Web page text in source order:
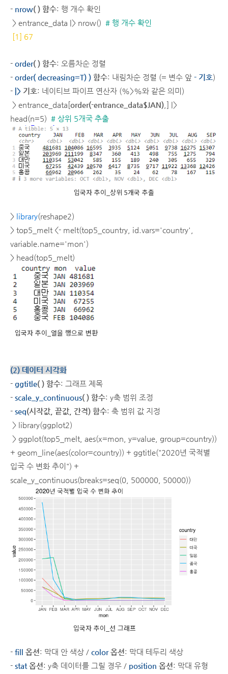
- nrow( ) 함수: 행 개수 확인
> entrance_data |> nrow() # 행 개수 확인
[1] 67
- order( ) 함수: 오름차순 정렬
- order( decreasing=T) ) 함수: 내림차순 정렬 (= 변수 앞 - 기호)
- |> 기호: 네이티브 파이프 연산자 (%>%와 같은 의미)
> entrance_data[order(-entrance_data$JAN) ,] |>
head(n=5) # 상위 5개국 추출
입국자 추이_상위 5개국 추출
> library(reshape2)
> top5_melt <- melt(top5_country, id.vars='country',
variable.name='mon')
> head(top5_melt)
입국자 추이_열을 행으로 변환
(2) 데이터 시각화
- ggtitle( ) 함수: 그래프 제목
- scale_y_continuous( ) 함수: y축 범위 조정
- seq(시작값, 끝값, 간격) 함수: 축 범위 값 지정
> library(ggplot2)
> ggplot(top5_melt, aes(x=mon, y=value, group=country))
+ geom_line(aes(color=country)) + ggtitle("2020년 국적별
입국 수 변화 추이") +
scale_y_continuous(breaks=seq(0, 500000, 50000))
입국자 추이_선 그래프
- fill 옵션: 막대 안 색상 / color옵션: 막대 테두리 색상
- stat 옵션: y축 데이터를 그릴 경우 / position 옵션: 막대 유형